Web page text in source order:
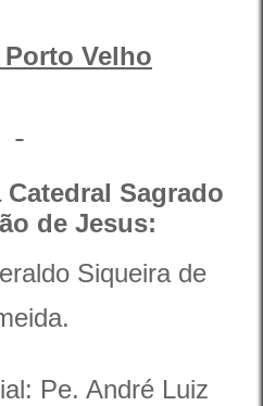
Velho
Sagrado
de Jesus:
Siqueira de
Pe. André Luiz